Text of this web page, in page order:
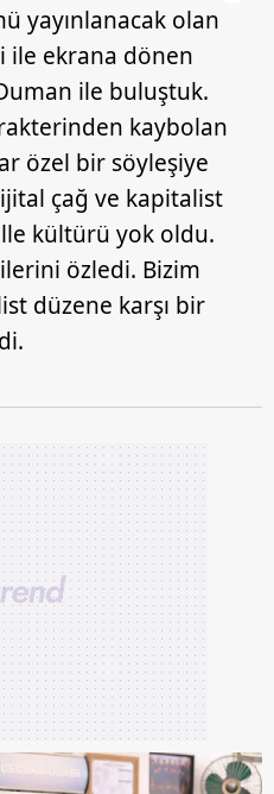
yayınlanacak olan
ile ekrana dönen
ile buluştuk.
kaybolan
özel bir söyleşiye
çağ ve kapitalist
kültürü yok oldu.
özledi. Bizim
düzene karşı bir